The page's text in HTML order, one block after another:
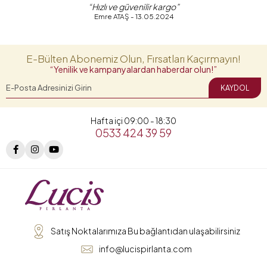
“Hızlı ve güvenilir kargo”
Emre ATAŞ - 13.05.2024
E-Bülten Abonemiz Olun, Fırsatları Kaçırmayın!
“Yenilik ve kampanyalardan haberdar olun!”
KAYDOL
Hafta içi 09:00 - 18:30
0533 424 39 59
Satış Noktalarımıza Bu bağlantıdan ulaşabilirsiniz
info@lucispirlanta.com